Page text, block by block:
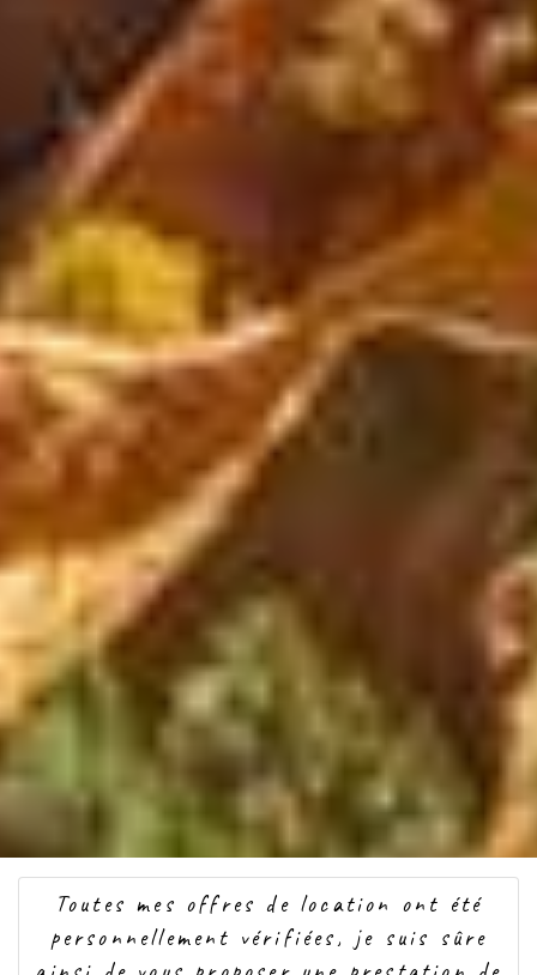
Toutes mes offres de location ont été
personnellement vérifiées, je suis sûre